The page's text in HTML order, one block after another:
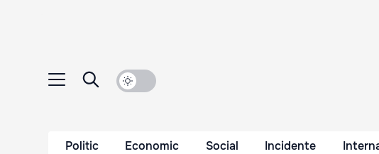
Politic Economic Social Incidente